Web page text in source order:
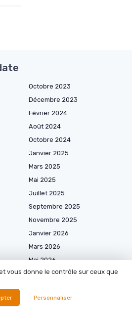
Octobre 2023
Décembre 2023
Février 2024
Août 2024
Octobre 2024
Janvier 2025
Mars 2025
Mai 2025
Juillet 2025
Septembre 2025
Novembre 2025
Janvier 2026
Mars 2026
Mai 2026
Juillet 2026
vous donne le contrôle sur ceux que
Personnaliser